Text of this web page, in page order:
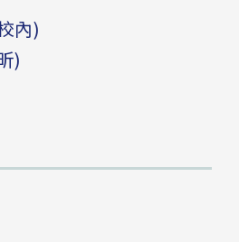
內)
)